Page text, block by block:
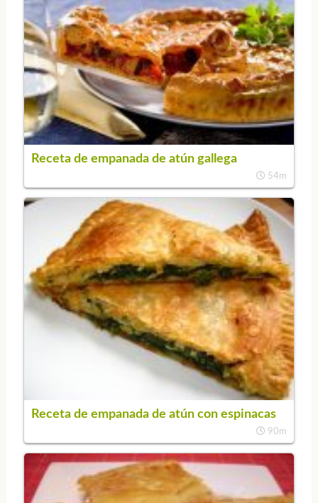
Receta de empanada de atún gallega
54m
Receta de empanada de atún con espinacas
90m